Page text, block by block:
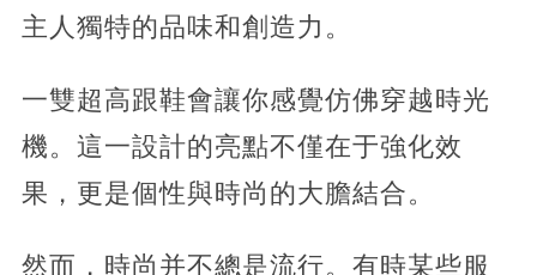
主人獨特的品味和創造力。
一雙超高跟鞋會讓你感覺仿佛穿越時光
機。這一設計的亮點不僅在于強化效
果，更是個性與時尚的大膽結合。
然而，時尚并不總是流行。有時某些服